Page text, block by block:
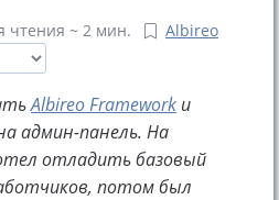
чтения ~ 2 мин.
Albireo
Albireo Framework и
админ-панель. На
отладить базовый
потом был